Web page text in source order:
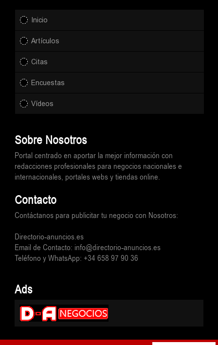
Inicio
Artículos
Citas
Encuestas
Vídeos
Sobre Nosotros
Portal centrado en aportar la mejor información con
redacciones profesionales para negocios nacionales e
internacionales, portales webs y tiendas online.
Contacto
Contáctanos para publicitar tu negocio con Nosotros:
Directorio-anuncios.es
Email de Contacto: info@directorio-anuncios.es
Teléfono y WhatsApp: +34 658 97 90 36
Ads